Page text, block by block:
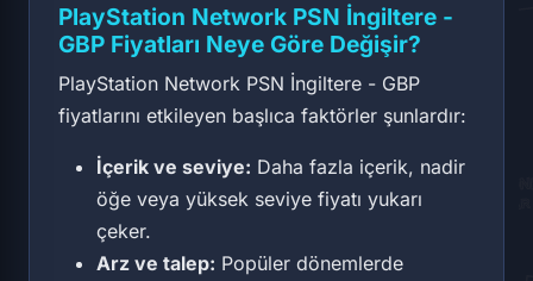
PlayStation Network PSN İngiltere -
GBP Fiyatları Neye Göre Değişir?
PlayStation Network PSN İngiltere - GBP
fiyatlarını etkileyen başlıca faktörler şunlardır:
İçerik ve seviye: Daha fazla içerik, nadir
öğe veya yüksek seviye fiyatı yukarı
çeker.
Arz ve talep: Popüler dönemlerde